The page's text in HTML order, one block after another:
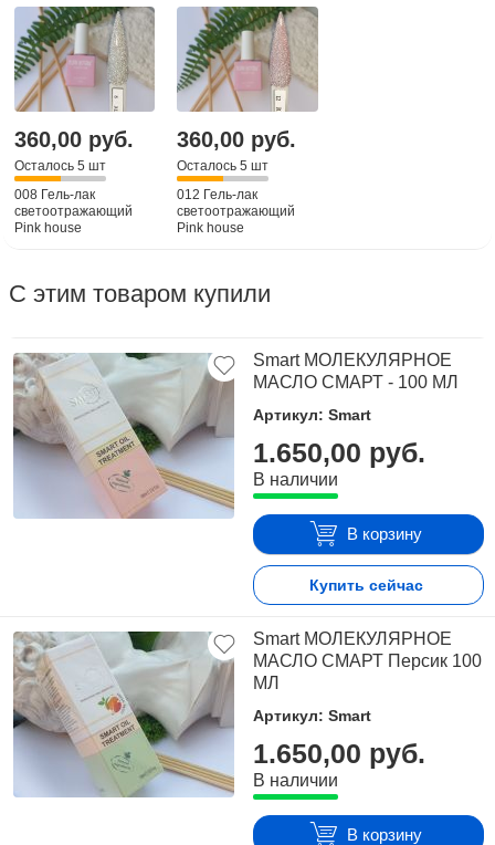
360,00 руб.
Осталось 5 шт
008 Гель-лак
светоотражающий
Pink house
360,00 руб.
Осталось 5 шт
012 Гель-лак
светоотражающий
Pink house
С этим товаром купили
Smart МОЛЕКУЛЯРНОЕ
МАСЛО СМАРТ - 100 МЛ
Артикул: Smart
1.650,00 руб.
В наличии
В корзину
Купить сейчас
Smart МОЛЕКУЛЯРНОЕ
МАСЛО СМАРТ Персик 100
МЛ
Артикул: Smart
1.650,00 руб.
В наличии
В корзину